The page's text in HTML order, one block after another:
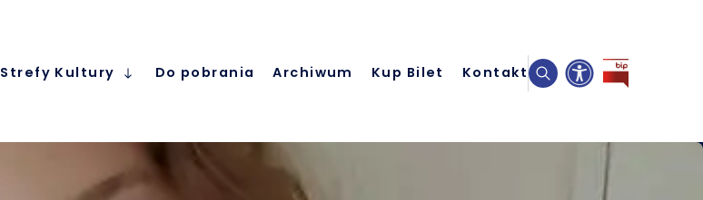
Strefy Kultury Do pobrania Archiwum Kup Bilet Kontakt